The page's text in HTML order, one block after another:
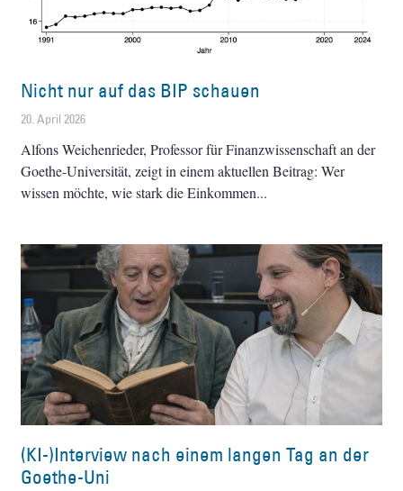
Nicht nur auf das BIP schauen
20. April 2026
Alfons Weichenrieder, Professor für Finanzwissenschaft an der
Goethe-Universität, zeigt in einem aktuellen Beitrag: Wer
wissen möchte, wie stark die Einkommen
(KI-)Interview nach einem langen Tag an der
Goethe-Uni